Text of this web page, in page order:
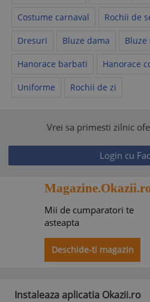
Costume carnaval Rochii de
Dresuri Bluze dama
Hanorace barbati Hanorace
Uniforme Rochii de zi
Vrei sa primesti zilnic
Login cu
Mii de cumparatori te
asteapta
Deschide-ti magazin
Instaleaza aplicatia Okazii.ro